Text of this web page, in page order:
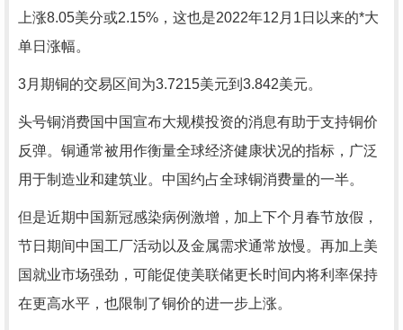
上涨8.05美分或2.15%，这也是2022年12月1日以来的*大
单日涨幅。
3月期铜的交易区间为3.7215美元到3.842美元。
头号铜消费国中国宣布大规模投资的消息有助于支持铜价
反弹。铜通常被用作衡量全球经济健康状况的指标，广泛
用于制造业和建筑业。中国约占全球铜消费量的一半。
但是近期中国新冠感染病例激增，加上下个月春节放假，
节日期间中国工厂活动以及金属需求通常放慢。再加上美
国就业市场强劲，可能促使美联储更长时间内将利率保持
在更高水平，也限制了铜价的进一步上涨。